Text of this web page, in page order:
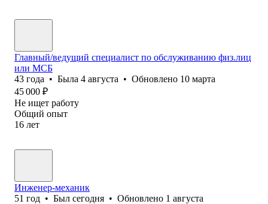
Главный/ведущий специалист по обслуживанию физ.лиц
или МСБ
43 года • Была 4 августа • Обновлено 10 марта
45 000 ₽
Не ищет работу
Общий опыт
16 лет
Инженер-механик
51 год • Был сегодня • Обновлено 1 августа